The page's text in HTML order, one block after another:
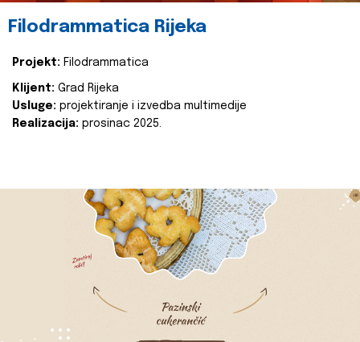
Filodrammatica Rijeka
Projekt: Filodrammatica
Klijent: Grad Rijeka
Usluge: projektiranje i izvedba multimedije
Realizacija: prosinac 2025.